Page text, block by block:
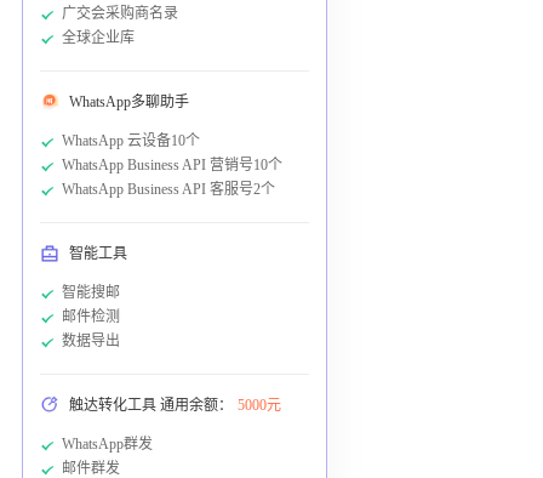
广交会采购商名录
全球企业库
WhatsApp多聊助手
WhatsApp 云设备10个
WhatsApp Business API 营销号10个
WhatsApp Business API 客服号2个
智能工具
智能搜邮
邮件检测
数据导出
触达转化工具 通用余额： 5000元
WhatsApp群发
邮件群发